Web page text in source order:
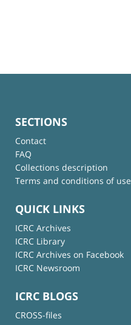
SECTIONS
Contact
FAQ
Collections description
Terms and conditions of use
QUICK LINKS
ICRC Archives
ICRC Library
ICRC Archives on Facebook
ICRC Newsroom
ICRC BLOGS
CROSS-files